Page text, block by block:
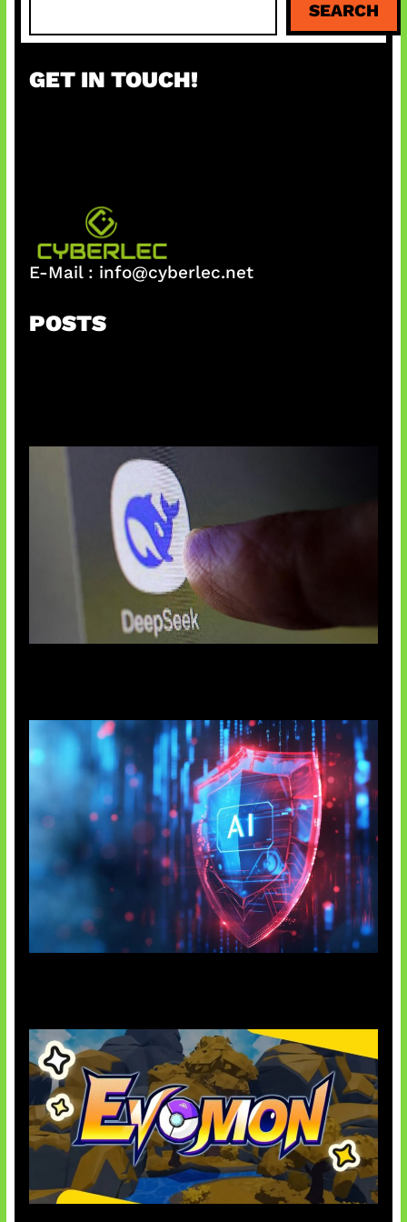
a
c
SEARCH
GET IN TOUCH!
E-Mail : info@cyberlec.net
POSTS